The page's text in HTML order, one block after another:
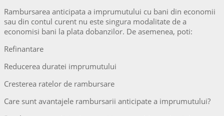
Rambursarea anticipata a imprumutului cu bani din economii
sau din contul curent nu este singura modalitate de a
economisi bani la plata dobanzilor. De asemenea, poti:
Refinantare
Reducerea duratei imprumutului
Cresterea ratelor de rambursare
Care sunt avantajele rambursarii anticipate a imprumutului?